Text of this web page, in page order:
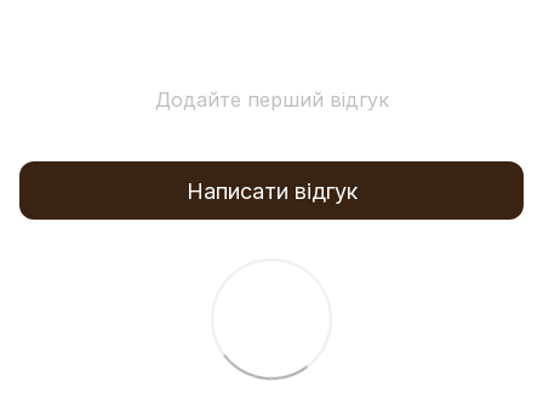
Додайте перший відгук
Написати відгук